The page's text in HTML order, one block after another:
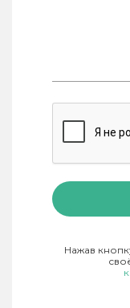
Нажав